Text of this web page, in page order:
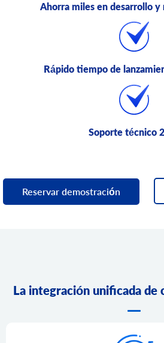
Ahorra miles en desarrollo
Rápido tiempo de
Soporte técnico
Reservar demostración
La integración unificada